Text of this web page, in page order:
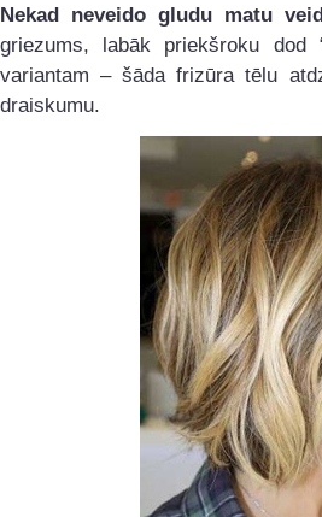
Nekad neveido gludu matu
griezums, labāk priekšroku dod
variantam – šāda frizūra tēlu
draiskumu.